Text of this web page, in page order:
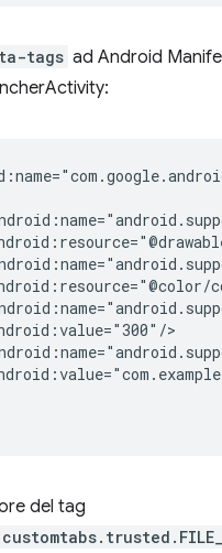
tags ad Android
del tag